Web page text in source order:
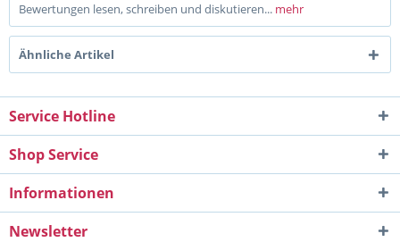
Bewertungen lesen, schreiben und diskutieren... mehr
Ähnliche Artikel
Service Hotline
Shop Service
Informationen
Newsletter